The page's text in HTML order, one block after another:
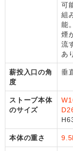
可
組
能。
煙
流
あ
薪投入口の角
度
垂
ストーブ本体
のサイズ
本体の重さ